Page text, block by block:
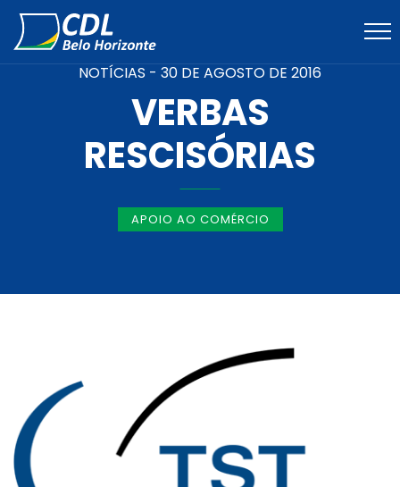
NOTÍCIAS - 30 DE AGOSTO DE 2016
VERBAS
RESCISÓRIAS
APOIO AO COMÉRCIO